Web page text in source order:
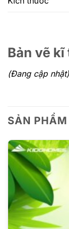
Bản vẽ
(Đang cập nhật)
SẢN